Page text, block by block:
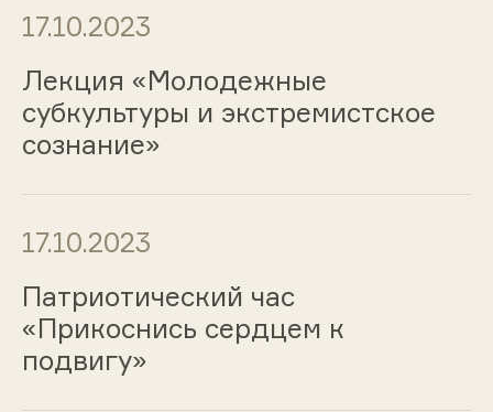
17.10.2023
Лекция «Молодежные
субкультуры и экстремистское
сознание»
17.10.2023
Патриотический час
«Прикоснись сердцем к
подвигу»